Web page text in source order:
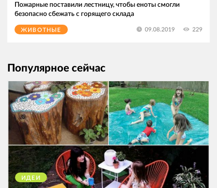
Пожарные поставили лестницу, чтобы еноты смогли
безопасно сбежать с горящего склада
ЖИВОТНЫЕ 09.08.2019 229
Популярное сейчас
ИДЕИ 38321